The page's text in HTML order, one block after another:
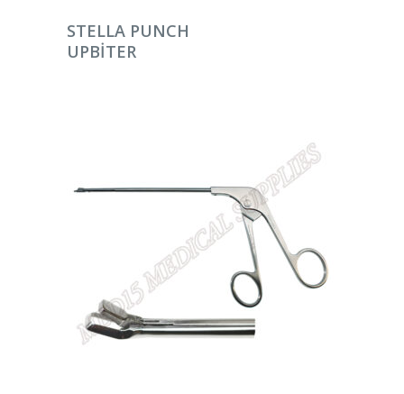
DEVAMINI OKU
STELLA PUNCH
UPBITER